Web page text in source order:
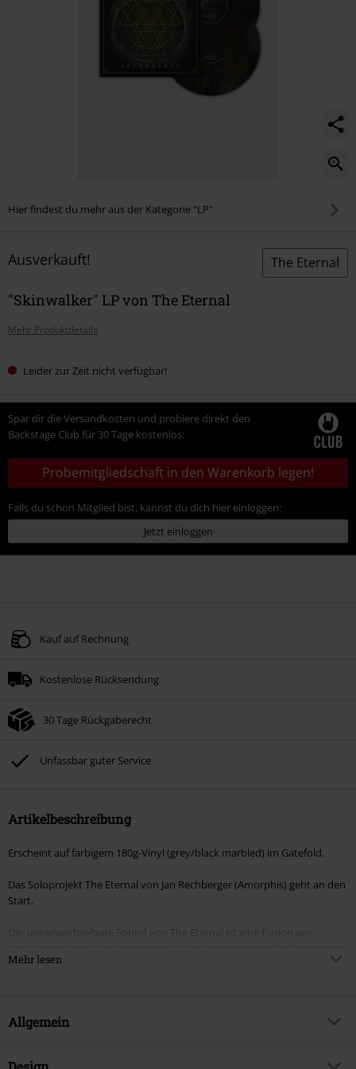
Hier findest du mehr aus der Kategorie "LP"
Ausverkauft! The Eternal
"Skinwalker" LP von The Eternal
Mehr Produktdetails
Leider zur Zeit nicht verfügbar!
Spar dir die Versandkosten und probiere direkt den
Backstage Club für 30 Tage kostenlos:
Probemitgliedschaft in den Warenkorb legen!
Falls du schon Mitglied bist, kannst du dich hier einloggen:
Jetzt einloggen
Kauf auf Rechnung
Kostenlose Rücksendung
30 Tage Rückgaberecht
Unfassbar guter Service
Artikelbeschreibung
Erscheint auf farbigem 180g-Vinyl (grey/black marbled) im Gatefold.
Das Soloprojekt The Eternal von Jan Rechberger (Amorphis) geht an den
Start.
Der unverwechselbare Sound von The Eternal ist eine Fusion aus
den Genres Doom und Progressive. Zur jüngsten Inkarnation der Band
Mehr lesen
Allgemein
Artikelnummer: